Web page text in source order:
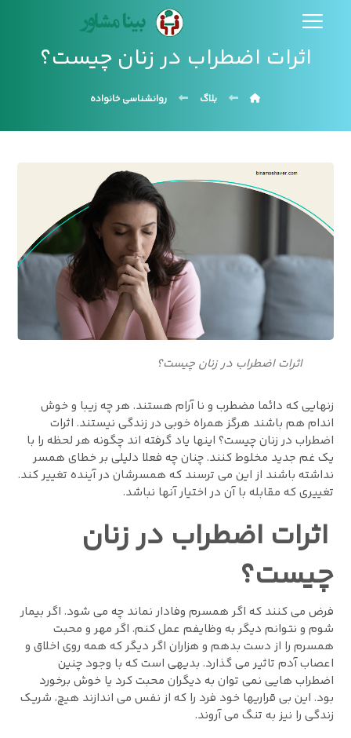
اثرات اضطراب در زنان چیست؟
بلاگ روانشناسی خانواده
اثرات اضطراب در زنان چیست؟
زنهایی که دائما مضطرب و نا آرام هستند. هر چه زیبا و خوش
اندام هم باشند هرگز همراه خوبی در زندگی نیستند. اثرات
اضطراب در زنان چیست؟ اینها یاد گرفته اند چگونه هر لحظه را با
یک غم جدید مخلوط کنند. چنان چه فعلا دلیلی بر خطای همسر
نداشته باشند از این می ترسند که همسرشان در آینده تغییر کند.
تغییری که مقابله با آن در اختیار آنها نباشد.
اثرات اضطراب در زنان
چیست؟
فرض می کنند که اگر همسرم وفادار نماند چه می شود. اگر بیمار
شوم و نتوانم دیگر به وظایفم عمل کنم. اگر مهر و محبت
همسرم را از دست بدهم و هزاران اگر دیگر که همه روی اخلاق و
اعصاب آدم تاثیر می گذارد. بدیهی است که با وجود چنین
اضطراب هایی نمی توان به دیگران محبت کرد یا خوش برخورد
بود. این بی قراریها خود فرد را که از نفس می اندازند هیچ، شریک
زندگی را نیز به تنگ می آروند.